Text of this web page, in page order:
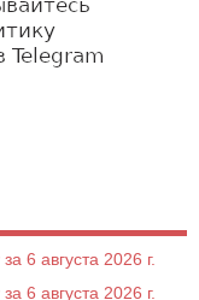
6 августа 2026 г.
6 августа 2026 г.